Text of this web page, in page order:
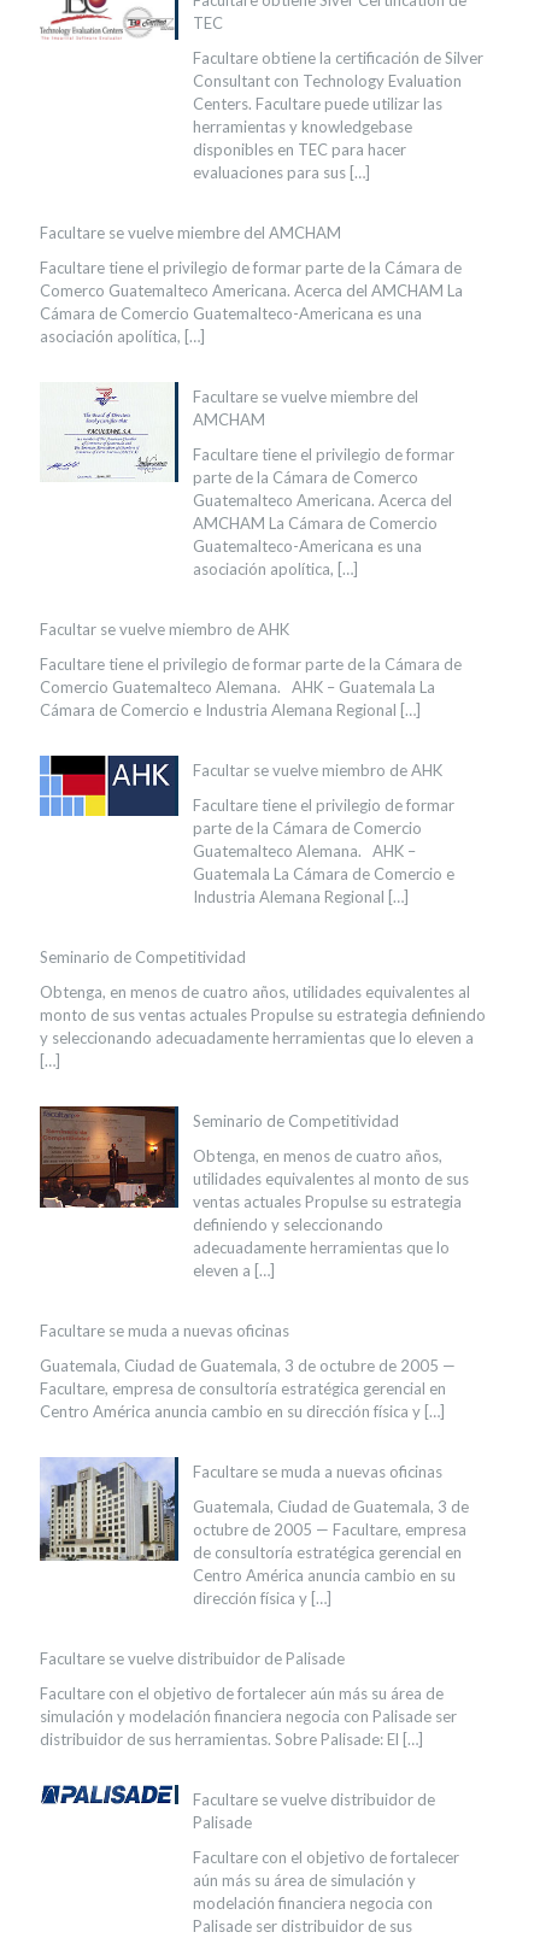
TEC
Facultare obtiene la certificación de Silver
Consultant con Technology Evaluation
Centers. Facultare puede utilizar las
herramientas y knowledgebase
disponibles en TEC para hacer
evaluaciones para sus[…]
Facultare se vuelve miembre del AMCHAM
Facultare tiene el privilegio de formar parte de la Cámara de
Comerco Guatemalteco Americana. Acerca del AMCHAM La
Cámara de Comercio Guatemalteco-Americana es una
asociación apolítica, […]
Facultare se vuelve miembre del
AMCHAM
Facultare tiene el privilegio de formar
parte de la Cámara de Comerco
Guatemalteco Americana. Acerca del
AMCHAM La Cámara de Comercio
Guatemalteco-Americana es una
asociación apolítica, […]
Facultar se vuelve miembro de AHK
Facultare tiene el privilegio de formar parte de la Cámara de
Comercio Guatemalteco Alemana. AHK – Guatemala La
Cámara de Comercio e Industria Alemana Regional […]
Facultar se vuelve miembro de AHK
Facultare tiene el privilegio de formar
parte de la Cámara de Comercio
Guatemalteco Alemana. AHK –
Guatemala La Cámara de Comercio e
Industria Alemana Regional […]
Seminario de Competitividad
Obtenga, en menos de cuatro años, utilidades equivalentes al
monto de sus ventas actuales Propulse su estrategia definiendo
y seleccionando adecuadamente herramientas que lo eleven a
[…]
Seminario de Competitividad
Obtenga, en menos de cuatro años,
utilidades equivalentes al monto de sus
ventas actuales Propulse su estrategia
definiendo y seleccionando
adecuadamente herramientas que lo
eleven a […]
Facultare se muda a nuevas oficinas
Guatemala, Ciudad de Guatemala, 3 de octubre de 2005 —
Facultare, empresa de consultoría estratégica gerencial en
Centro América anuncia cambio en su dirección física y […]
Facultare se muda a nuevas oficinas
Guatemala, Ciudad de Guatemala, 3 de
octubre de 2005 — Facultare, empresa
de consultoría estratégica gerencial en
Centro América anuncia cambio en su
dirección física y[…]
Facultare se vuelve distribuidor de Palisade
Facultare con el objetivo de fortalecer aún más su área de
simulación y modelación financiera negocia con Palisade ser
distribuidor de sus herramientas. Sobre Palisade: El […]
Facultare se vuelve distribuidor de
Palisade
Facultare con el objetivo de fortalecer
aún más su área de simulación y
modelación financiera negocia con
Palisade ser distribuidor de sus